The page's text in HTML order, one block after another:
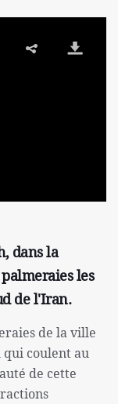
dans la
les
de l'Iran.
de la ville
qui coulent au
de cette